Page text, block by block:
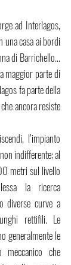
ad Interlagos,
una casa ai bordi
di Barrichello…
maggior parte di
fa parte della
ancora resiste
l’impianto
indifferente; al
metri sul livello
la ricerca
diverse curve a
rettifili. Le
generalmente le
meccanico che